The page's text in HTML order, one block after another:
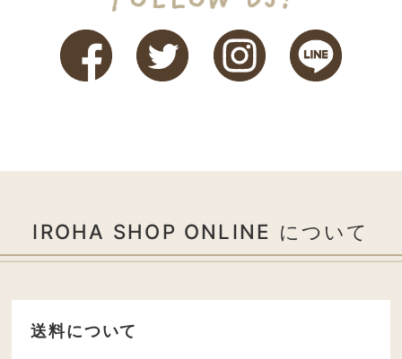
IROHA SHOP ONLINE について
送料について